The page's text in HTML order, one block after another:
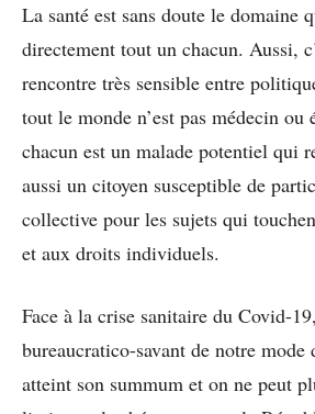
La santé est sans doute le domaine
directement tout un chacun. Aussi,
rencontre très sensible entre
tout le monde n’est pas médecin ou
chacun est un malade potentiel qui
aussi un citoyen susceptible de
collective pour les sujets qui
et aux droits individuels.
Face à la crise sanitaire du Covid-
bureaucratico-savant de notre mode
atteint son summum et on ne peut